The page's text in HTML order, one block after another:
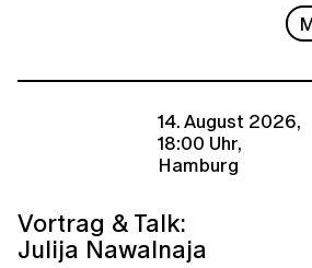
14. August 2026,
18:00 Uhr,
Hamburg
Vortrag & Talk:
Julija Nawalnaja